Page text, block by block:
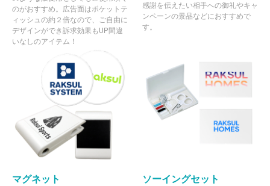
のがおすすめ。広告面はポケットテ
ィッシュの約２倍なので、ご自由に
デザインができ訴求効果もUP間違
いなしのアイテム！
感謝を伝えたい相手への御礼やキャ
ンペーンの景品などにおすすめで
す。
マグネット ソーイングセット